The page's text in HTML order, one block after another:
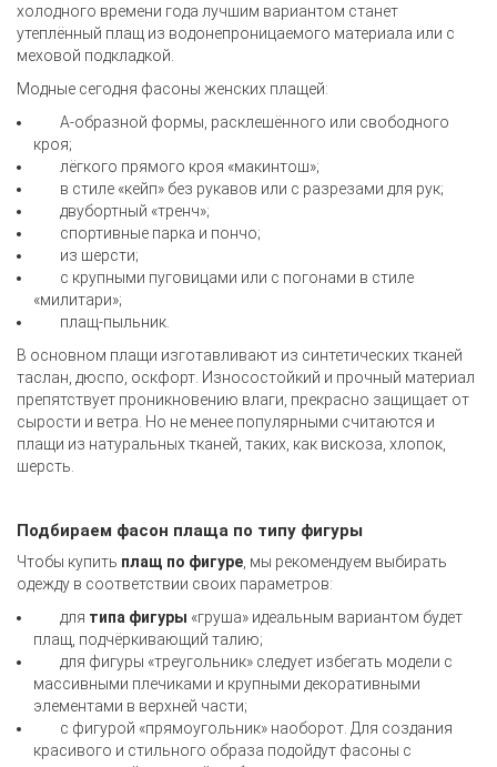
холодного времени года лучшим вариантом станет
утеплённый плащ из водонепроницаемого материала или с
меховой подкладкой.
Модные сегодня фасоны женских плащей:
А-образной формы, расклешённого или свободного
кроя;
лёгкого прямого кроя «макинтош»;
в стиле «кейп» без рукавов или с разрезами для рук;
двубортный «тренч»;
спортивные парка и пончо;
из шерсти;
с крупными пуговицами или с погонами в стиле
«милитари»;
плащ-пыльник.
В основном плащи изготавливают из синтетических тканей
таслан, дюспо, оскфорт. Износостойкий и прочный материал
препятствует проникновению влаги, прекрасно защищает от
сырости и ветра. Но не менее популярными считаются и
плащи из натуральных тканей, таких, как вискоза, хлопок,
шерсть.
Подбираем фасон плаща по типу фигуры
Чтобы купить плащ по фигуре , мы рекомендуем выбирать
одежду в соответствии своих параметров:
для типа фигуры «груша» идеальным вариантом будет
плащ, подчёркивающий талию;
для фигуры «треугольник» следует избегать модели с
массивными плечиками и крупными декоративными
элементами в верхней части;
с фигурой «прямоугольник» наоборот. Для создания
красивого и стильного образа подойдут фасоны с